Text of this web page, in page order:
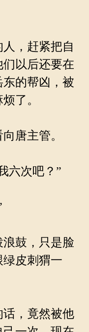
，赶紧把自
以后还要在
的帮凶，被
了。
唐主管。
六次吧？”
鼓，只是脸
绿皮刺猬一
，竟然被他